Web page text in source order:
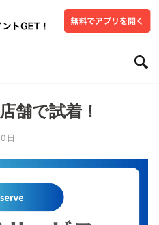
舗で試着！
日